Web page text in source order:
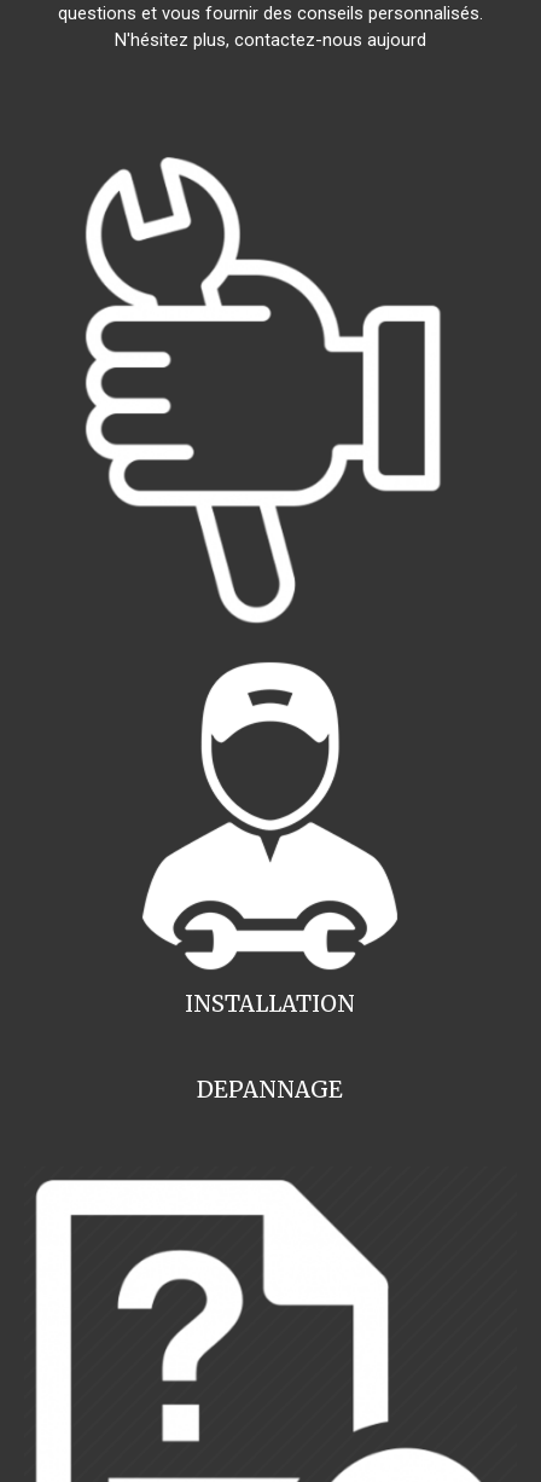
questions et vous fournir des conseils personnalisés.
N'hésitez plus, contactez-nous aujourd
INSTALLATION
DEPANNAGE